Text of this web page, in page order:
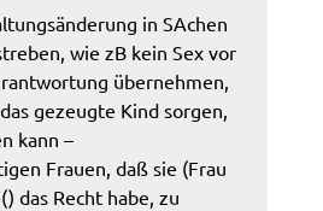
in SAchen
wie zB kein Sex vor
übernehmen,
gezeugte Kind sorgen,
kann –
Frauen, daß sie (Frau
das Recht habe, zu